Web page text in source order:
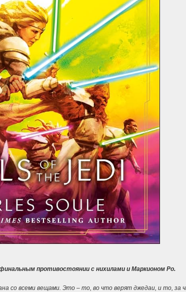
противостоянии с нихилами и Маркионом Ро.
со всеми вещами. Это – то, во что верят джедаи, и то,